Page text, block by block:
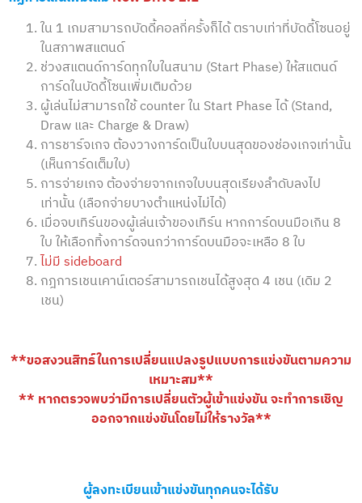
ใน 1 เกมสามารถบัดดี้คอลกี่ครั้งก็ได้ ตราบเท่าที่บัดดี้โซนอยู่
ในสภาพสแตนด์
ช่วงสแตนด์การ์ดทุกใบในสนาม (Start Phase) ให้สแตนด์
การ์ดในบัดดี้โซนเพิ่มเติมด้วย
ผู้เล่นไม่สามารถใช้ counter ใน Start Phase ได้ (Stand,
Draw และ Charge & Draw)
การชาร์จเกจ ต้องวางการ์ดเป็นใบบนสุดของช่องเกจเท่านั้น
(เห็นการ์ดเต็มใบ)
การจ่ายเกจ ต้องจ่ายจากเกจใบบนสุดเรียงลำดับลงไป
เท่านั้น (เลือกจ่ายบางตำแหน่งไม่ได้)
เมื่อจบเทิร์นของผู้เล่นเจ้าของเทิร์น หากการ์ดบนมือเกิน 8
ใบ ให้เลือกทิ้งการ์ดจนกว่าการ์ดบนมือจะเหลือ 8 ใบ
ไม่มี sideboard
กฎการเชนเคาน์เตอร์สามารถเชนได้สูงสุด 4 เชน (เดิม 2
เชน)
**ขอสงวนสิทธ์ในการเปลี่ยนแปลงรูปแบบการแข่งขันตามความ
เหมาะสม**
** หากตรวจพบว่ามีการเปลี่ยนตัวผู้เข้าแข่งขัน จะทำการเชิญ
ออกจากแข่งขันโดยไม่ให้รางวัล**
ผู้ลงทะเบียนเข้าแข่งขันทุกคนจะได้รับ